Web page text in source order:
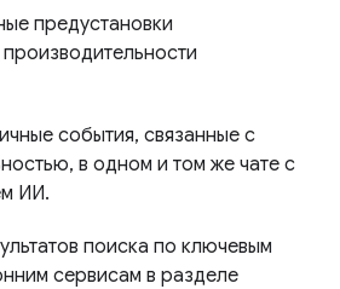
предустановки
события, связанные с
в одном и том же чате с
ИИ.
поиска по ключевым
сервисам в разделе